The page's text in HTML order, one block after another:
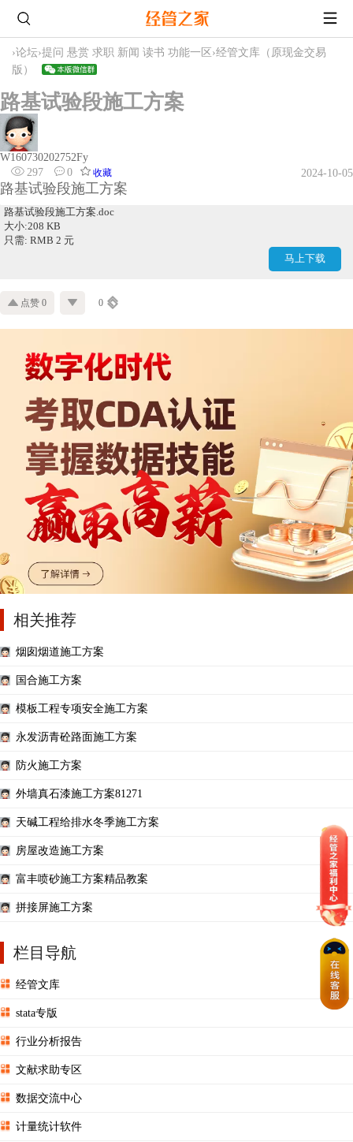
›论坛›提问 悬赏 求职 新闻 读书 功能一区 ›经管文库（原现金交易
版）
路基试验段施工方案
W160730202752Fy
297
0 收藏 2024-10-05
路基试验段施工方案
路基试验段施工方案.doc
大小:208 KB
只需: RMB 2 元
马上下载
点赞 0 0
相关推荐
烟囱烟道施工方案
国合施工方案
模板工程专项安全施工方案
永发沥青砼路面施工方案
防火施工方案
外墙真石漆施工方案81271
天碱工程给排水冬季施工方案
房屋改造施工方案
富丰喷砂施工方案精品教案
拼接屏施工方案
栏目导航
经管文库
stata专版
行业分析报告
文献求助专区
数据交流中心
计量统计软件